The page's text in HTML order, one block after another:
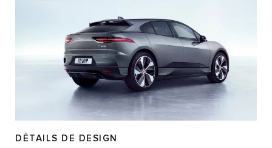
DÉTAILS DE DESIGN